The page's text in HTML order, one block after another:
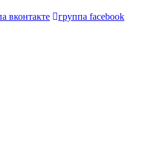
вконтакте группа facebook